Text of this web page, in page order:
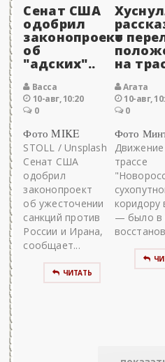
Сенат США
одобрил
законопроект
об
"адских"..
Васса
10-авг, 10:20
0
Фото MIKE
STOLL / Unsplash
Сенат США
одобрил
законопроект
об ужесточении
санкций против
России и Ирана,
сообщает...
ЧИТАТЬ
о
на
Агата
10-авг,
0
Фото
трассе
коридору
— было в